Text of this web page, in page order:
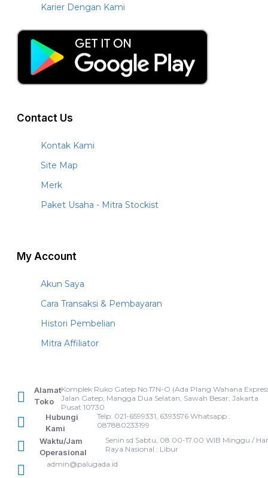
Karier Dengan Kami
Contact Us
Kontak Kami
Site Map
Merk
Paket Usaha - Mitra Stockist
My Account
Akun Saya
Cara Transaksi & Pembayaran
Histori Pembelian
Mitra Affiliator
Alamat
Toko
Komplek Ruko Gatep No.17N-O (Ada Plang Wahana
Jalan Gatep, Mangga Dua Selatan, Sawah Besar, Jakarta
Pusat 10730
Hubungi
Kami
Telp: 021-6599331, 6393576 Whatsapp :
087880233199
Waktu/Jam
Operasional
Senin sd Sabtu, 08.00-17.00 WIB Minggu /
Raya Nasional : Libur
admin@palugada.id